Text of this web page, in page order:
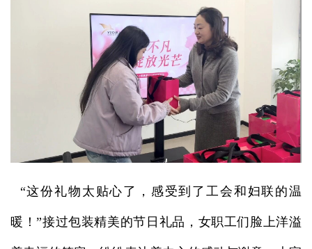
“这份礼物太贴心了，感受到了工会和妇联的温
暖！”接过包装精美的节日礼品，女职工们脸上洋溢